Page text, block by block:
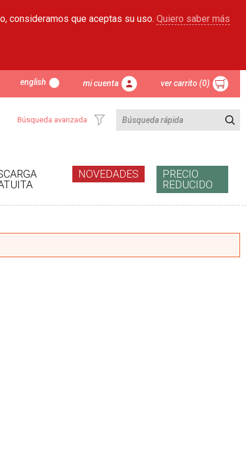
consideramos que aceptas su uso. Quiero saber más
english mi cuenta ver carrito (0)
Búsqueda avanzada
NOVEDADES
PRECIO
REDUCIDO